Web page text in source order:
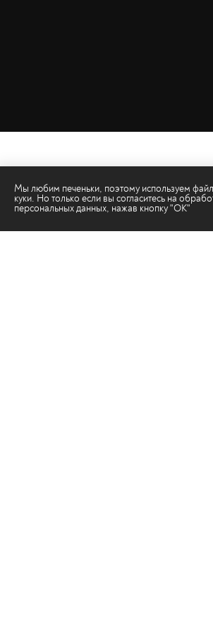
Мы любим печеньки, поэтому используем
куки. Но только если вы согласитесь на
персональных данных, нажав кнопку "ОК"